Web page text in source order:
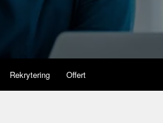
Rekrytering Offert